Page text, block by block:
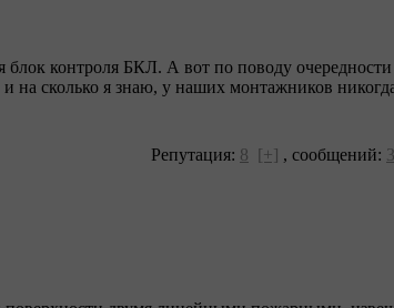
контроля БКЛ. А вот по поводу
на сколько я знаю, у наших монтажников
Репутация: 8 [+] , сообщений: